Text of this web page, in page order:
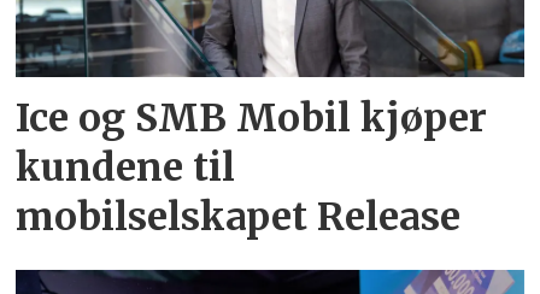
Ice og SMB Mobil kjøper
kundene til
mobilselskapet Release